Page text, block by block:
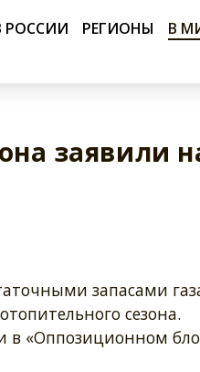
РОССИИ РЕГИОНЫ В
заявили
запасами
сезона.
в «Оппозиционном